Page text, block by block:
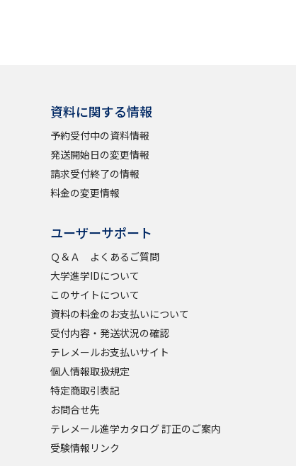
大学検索
ルに強い大学特集
資料検索
資料に関する情報
予約受付中の資料情報
発送開始日の変更情報
請求受付終了の情報
料金の変更情報
ユーザーサポート
Ｑ＆Ａ よくあるご質問
大学進学IDについて
このサイトについて
資料の料金のお支払いについて
受付内容・発送状況の確認
テレメールお支払いサイト
個人情報取扱規定
特定商取引表記
お問合せ先
テレメール進学カタログ 訂正のご案内
受験情報リンク